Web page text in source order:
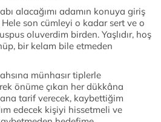
alacağımı adamın konuya giriş
Hele son cümleyi o kadar sert ve o
oluverdim birden. Yaşlıdır, hoş
bir kelam bile etmeden
münhasır tiplerle
önüme çıkan her dükkâna
tarif verecek, kaybettiğim
edecek kişiyi hissetmeli ve